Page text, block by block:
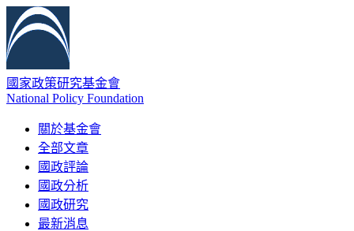
國家政策研究基金會
National Policy Foundation
關於基金會
全部文章
國政評論
國政分析
國政研究
最新消息